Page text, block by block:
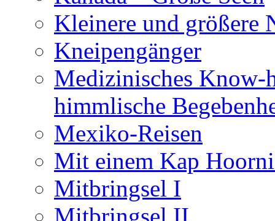
Kleinere und größere
Kneipengänger
Medizinisches Know-
himmlische
Mexiko-Reisen
Mit einem Kap
Mitbringsel I
Mitbringsel II